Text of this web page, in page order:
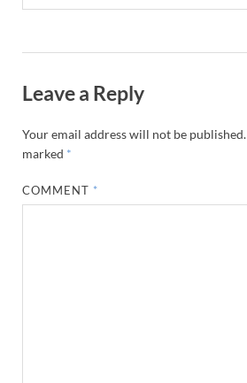
Leave a Reply
Your email address will not be published.
marked *
COMMENT *